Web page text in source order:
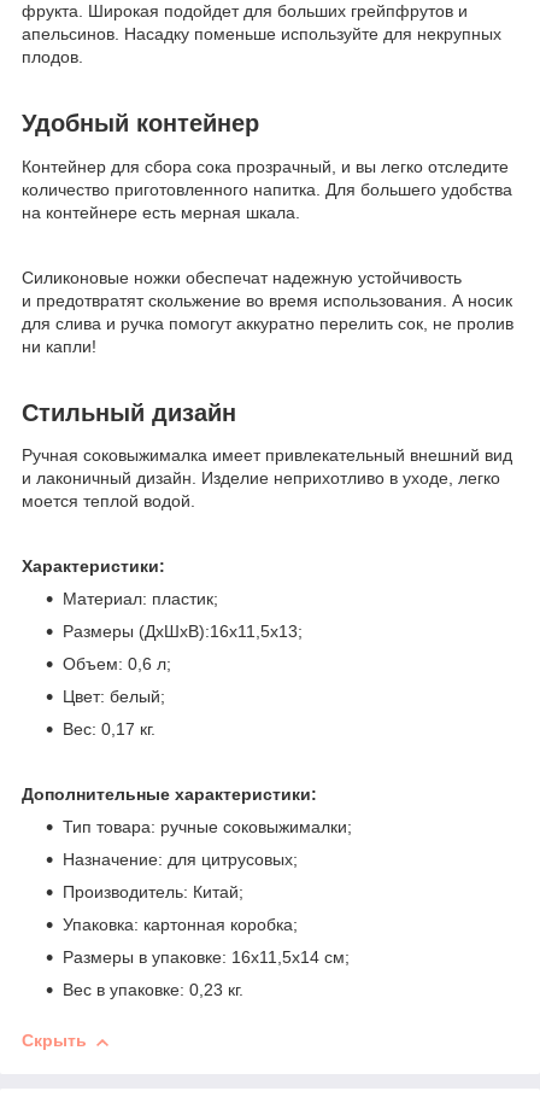
фрукта. Широкая подойдет для больших грейпфрутов и
апельсинов. Насадку поменьше используйте для некрупных
плодов.
Удобный контейнер
Контейнер для сбора сока прозрачный, и вы легко отследите
количество приготовленного напитка. Для большего удобства
на контейнере есть мерная шкала.
Силиконовые ножки обеспечат надежную устойчивость
и предотвратят скольжение во время использования. А носик
для слива и ручка помогут аккуратно перелить сок, не пролив
ни капли!
Стильный дизайн
Ручная соковыжималка имеет привлекательный внешний вид
и лаконичный дизайн. Изделие неприхотливо в уходе, легко
моется теплой водой.
Характеристики:
Материал: пластик;
Размеры (ДхШхВ):16х11,5х13;
Объем: 0,6 л;
Цвет: белый;
Вес: 0,17 кг.
Дополнительные характеристики:
Тип товара: ручные соковыжималки;
Назначение: для цитрусовых;
Производитель: Китай;
Упаковка: картонная коробка;
Размеры в упаковке: 16х11,5х14 см;
Вес в упаковке: 0,23 кг.
Скрыть